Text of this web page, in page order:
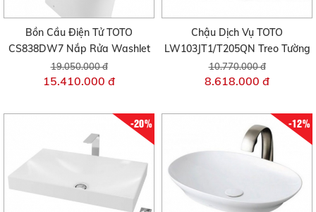
Bồn Cầu Điện Tử TOTO
CS838DW7 Nắp Rửa Washlet
19.050.000 đ
15.410.000 đ
Chậu Dịch Vụ TOTO
LW103JT1/T205QN Treo Tường
10.770.000 đ
8.618.000 đ
-20% -12%